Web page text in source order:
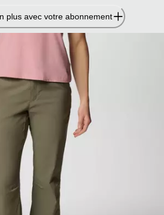
plus avec votre abonnement